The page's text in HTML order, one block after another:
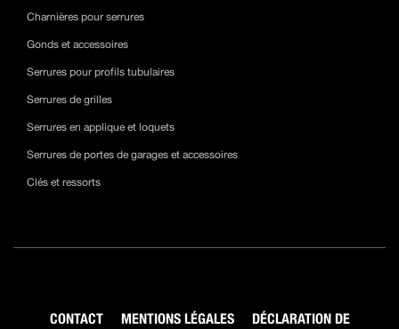
Charnières pour serrures
Gonds et accessoires
Serrures pour profils tubulaires
Serrures de grilles
Serrures en applique et loquets
Serrures de portes de garages et accessoires
Clés et ressorts
CONTACT MENTIONS LÉGALES
DÉCLARATION DE